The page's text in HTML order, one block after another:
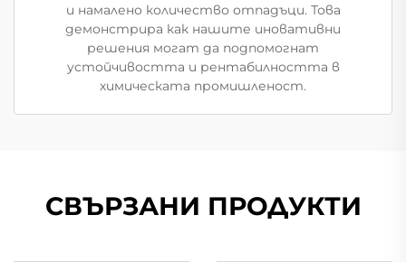
и намалено количество отпадъци. Това
демонстрира как нашите иновативни
решения могат да подпомогнат
устойчивостта и рентабилността в
химическата промишленост.
СВЪРЗАНИ ПРОДУКТИ